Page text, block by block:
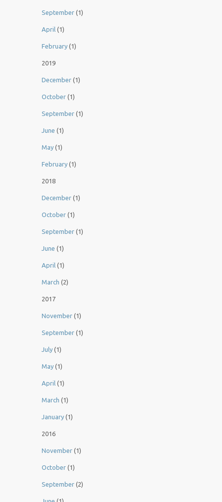
September (1)
April (1)
February (1)
2019
December (1)
October (1)
September (1)
June (1)
May (1)
February (1)
2018
December (1)
October (1)
September (1)
June (1)
April (1)
March (2)
2017
November (1)
September (1)
July (1)
May (1)
April (1)
March (1)
January (1)
2016
November (1)
October (1)
September (2)